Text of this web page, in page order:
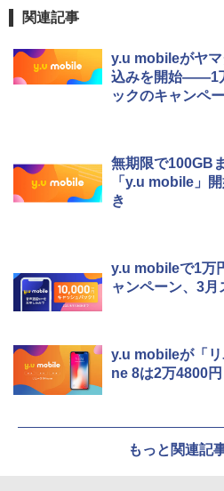
関連記事
y.u mobileがヤ
込みを開始――1
ックのキャンペ
無期限で100GB
「y.u mobile」
き
y.u mobileで1万
ャンペーン、3月
y.u mobileが「
ne 8は2万4800円
もっと関連記